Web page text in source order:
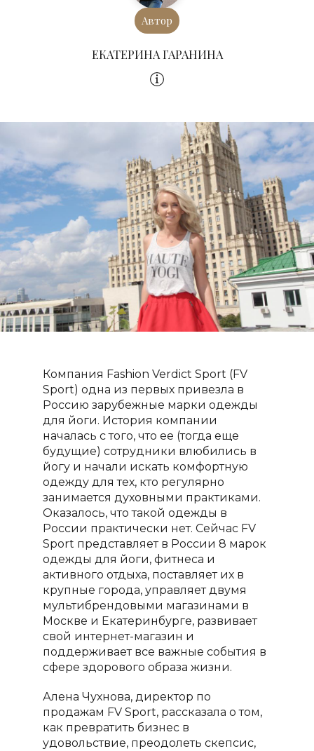
Автор
ЕКАТЕРИНА ГАРАНИНА
Компания Fashion Verdict Sport (FV
Sport) одна из первых привезла в
Россию зарубежные марки одежды
для йоги. История компании
началась с того, что ее (тогда еще
будущие) сотрудники влюбились в
йогу и начали искать комфортную
одежду для тех, кто регулярно
занимается духовными практиками.
Оказалось, что такой одежды в
России практически нет. Сейчас FV
Sport представляет в России 8 марок
одежды для йоги, фитнеса и
активного отдыха, поставляет их в
крупные города, управляет двумя
мультибрендовыми магазинами в
Москве и Екатеринбурге, развивает
свой интернет-магазин и
поддерживает все важные события в
сфере здорового образа жизни.
Алена Чухнова, директор по
продажам FV Sport, рассказала о том,
как превратить бизнес в
удовольствие, преодолеть скепсис,